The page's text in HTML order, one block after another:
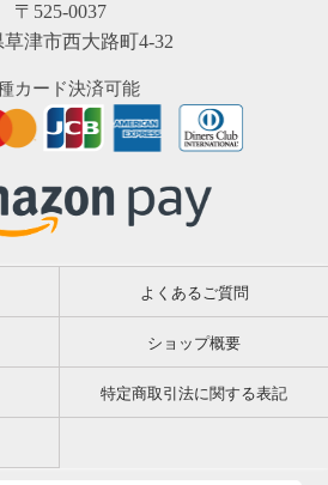
〒525-0037
津市西大路町4-32
カード決済可能
よくあるご質問
ショップ概要
特定商取引法に関する表記